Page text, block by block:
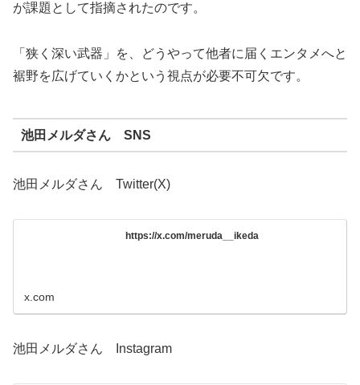
が課題として指摘されたのです。
「狭く深い武器」を、どうやって他者に届くエンタメへと
裾野を広げていくかという視点が必要不可欠です。
池田メルダさん SNS
池田メルダさん Twitter(X)
https://x.com/meruda__ikeda
x.com
池田メルダさん Instagram